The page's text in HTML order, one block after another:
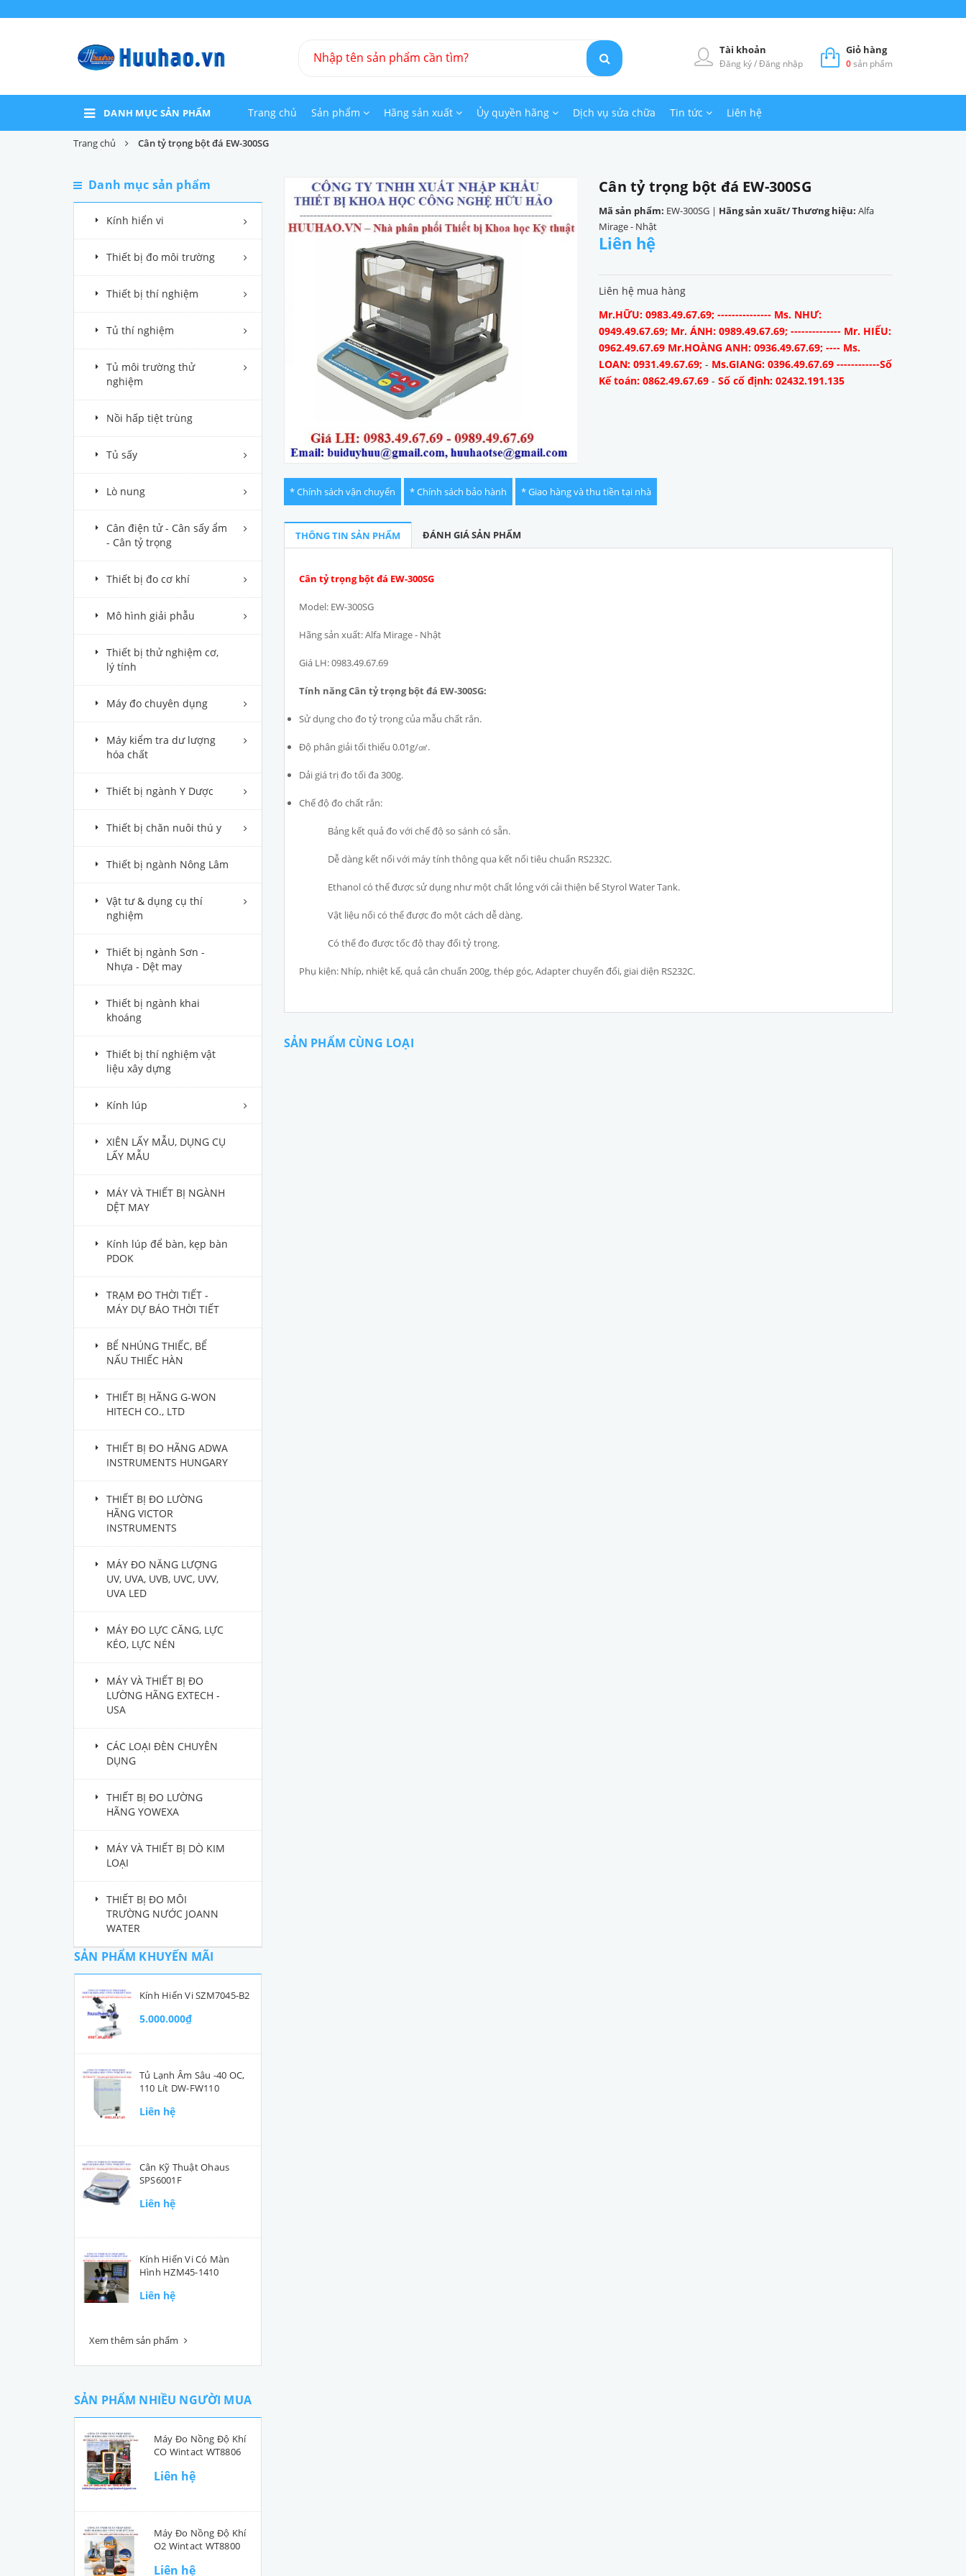
Giỏ hàng
0sản phẩm
Tài khoản
Đăng ký/Đăng nhập
DANH MỤC SẢN PHẨM Trang chủ Sản phẩm Hãng sản xuất Ủy quyền hãng Dịch vụ sửa chữa Tin tức Liên hệ
Trang chủ Cân tỷ trọng bột đá EW-300SG
Danh mục sản phẩm
Kính hiển vi
Thiết bị đo môi trường
Thiết bị thí nghiệm
Tủ thí nghiệm
Tủ môi trường thử
nghiệm
Nồi hấp tiệt trùng
Tủ sấy
Lò nung
Cân điện tử - Cân sấy ẩm
- Cân tỷ trọng
Thiết bị đo cơ khí
Mô hình giải phẫu
Thiết bị thử nghiệm cơ,
lý tính
Máy đo chuyên dụng
Máy kiểm tra dư lượng
hóa chất
Thiết bị ngành Y Dược
Thiết bị chăn nuôi thú y
Thiết bị ngành Nông Lâm
Vật tư & dụng cụ thí
nghiệm
Thiết bị ngành Sơn -
Nhựa - Dệt may
Thiết bị ngành khai
khoáng
Thiết bị thí nghiệm vật
liệu xây dựng
Kính lúp
XIÊN LẤY MẪU, DỤNG CỤ
LẤY MẪU
MÁY VÀ THIẾT BỊ NGÀNH
DỆT MAY
Kính lúp để bàn, kẹp bàn
PDOK
TRẠM ĐO THỜI TIẾT -
MÁY DỰ BÁO THỜI TIẾT
BỂ NHÚNG THIẾC, BỂ
NẤU THIẾC HÀN
THIẾT BỊ HÃNG G-WON
HITECH CO., LTD
THIẾT BỊ ĐO HÃNG ADWA
INSTRUMENTS HUNGARY
THIẾT BỊ ĐO LƯỜNG
HÃNG VICTOR
INSTRUMENTS
MÁY ĐO NĂNG LƯỢNG
UV, UVA, UVB, UVC, UVV,
UVA LED
MÁY ĐO LỰC CĂNG, LỰC
KÉO, LỰC NÉN
MÁY VÀ THIẾT BỊ ĐO
LƯỜNG HÃNG EXTECH -
USA
CÁC LOẠI ĐÈN CHUYÊN
DỤNG
THIẾT BỊ ĐO LƯỜNG
HÃNG YOWEXA
MÁY VÀ THIẾT BỊ DÒ KIM
LOẠI
THIẾT BỊ ĐO MÔI
TRƯỜNG NƯỚC JOANN
WATER
SẢN PHẨM KHUYẾN MÃI
Kính Hiển Vi SZM7045-B2
5.000.000₫
Tủ Lạnh Âm Sâu -40 OC,
110 Lít DW-FW110
Liên hệ
Cân Kỹ Thuật Ohaus
SPS6001F
Liên hệ
Kính Hiển Vi Có Màn
Hình HZM45-1410
Liên hệ
Xem thêm sản phẩm
SẢN PHẨM NHIỀU NGƯỜI MUA
Máy Đo Nồng Độ Khí
CO Wintact WT8806
Liên hệ
Máy Đo Nồng Độ Khí
O2 Wintact WT8800
Liên hệ
Cân tỷ trọng bột đá EW-300SG
Mã sản phẩm: EW-300SG | Hãng sản xuất/ Thương hiệu:Alfa
Mirage - Nhật
Liên hệ
Liên hệ mua hàng
Mr.HỮU: 0983.49.67.69; --------------- Ms. NHƯ:
0949.49.67.69; Mr. ÁNH: 0989.49.67.69; -------------- Mr. HIẾU:
0962.49.67.69 Mr.HOÀNG ANH: 0936.49.67.69; ---- Ms.
LOAN: 0931.49.67.69; - Ms.GIANG: 0396.49.67.69 ------------Số
Kế toán: 0862.49.67.69 -Số cố định: 02432.191.135
* Chính sách vận chuyển * Chính sách bảo hành * Giao hàng và thu tiền tại nhà
THÔNG TIN SẢN PHẨM ĐÁNH GIÁ SẢN PHẨM
Cân tỷ trọng bột đá EW-300SG
Model: EW-300SG
Hãng sản xuất: Alfa Mirage - Nhật
Giá LH: 0983.49.67.69
Tính năng Cân tỷ trọng bột đá EW-300SG:
Sử dụng cho đo tỷ trọng của mẫu chất rắn.
Độ phân giải tối thiểu 0.01g/㎤.
Dải giá trị đo tối đa 300g.
Chế độ đo chất rắn:
Bảng kết quả đo với chế độ so sánh có sẵn.
Dễ dàng kết nối với máy tính thông qua kết nối tiêu chuẩn RS232C.
Ethanol có thể được sử dụng như một chất lỏng với cải thiện bể Styrol Water Tank.
Vật liệu nổi có thể được đo một cách dễ dàng.
Có thể đo được tốc độ thay đổi tỷ trọng.
Phụ kiện: Nhíp, nhiệt kế, quả cân chuẩn 200g, thép góc, Adapter chuyển đổi, giai diện RS232C.
SẢN PHẨM CÙNG LOẠI